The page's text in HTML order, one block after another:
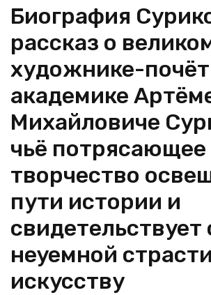
Биография
рассказ о
художнике-
академике
Михайловиче
чьё потрясающее
творчество
пути истории и
свидетельствует
неуемной
искусству